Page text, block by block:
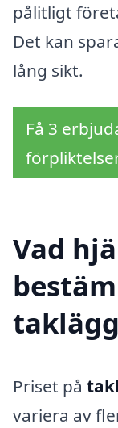
pålitligt
Det kan
lång sikt.
Få 3
Vad
Priset på
variera av